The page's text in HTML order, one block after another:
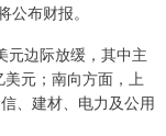
布财报。
元边际放缓，其中主
元；南向方面，上
、建材、电力及公用